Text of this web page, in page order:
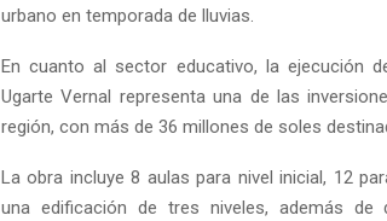
urbano en temporada de lluvias.
En cuanto al sector educativo, la ejecución
Ugarte Vernal representa una de las
región, con más de 36 millones de soles
La obra incluye 8 aulas para nivel inicial, 12
una edificación de tres niveles, además